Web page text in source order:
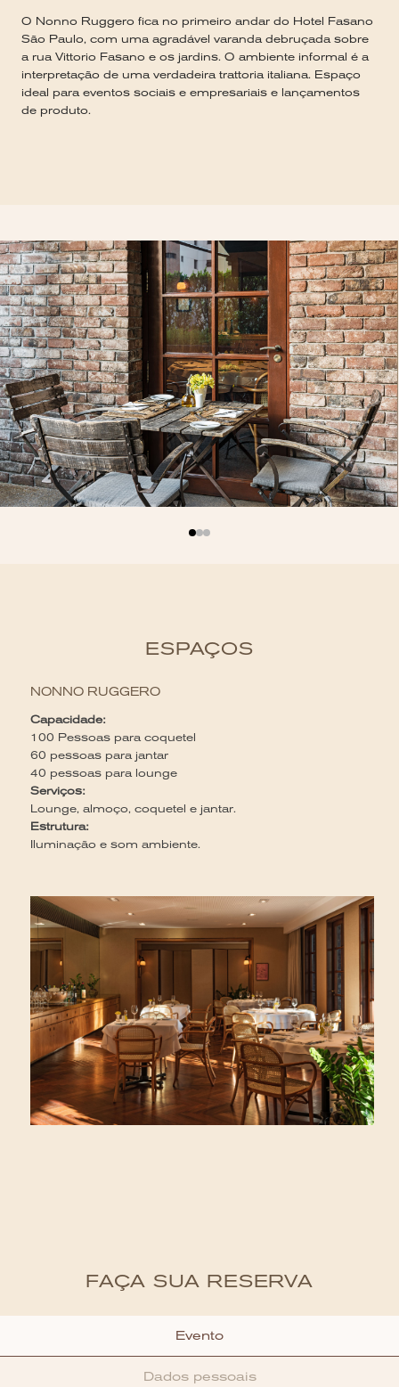
O Nonno Ruggero fica no primeiro andar do Hotel Fasano
São Paulo, com uma agradável varanda debruçada sobre
a rua Vittorio Fasano e os jardins. O ambiente informal é a
interpretação de uma verdadeira trattoria italiana. Espaço
ideal para eventos sociais e empresariais e lançamentos
de produto.
ESPAÇOS
NONNO RUGGERO
Capacidade:
100 Pessoas para coquetel
60 pessoas para jantar
40 pessoas para lounge
Serviços:
Lounge, almoço, coquetel e jantar.
Estrutura:
Iluminação e som ambiente.
FAÇA SUA RESERVA
Evento
Dados pessoais